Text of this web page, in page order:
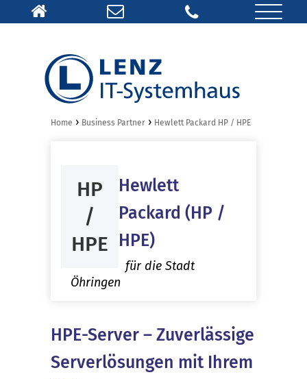
Home › Business Partner › Hewlett Packard HP / HPE
HP
/
HPE
Hewlett
Packard (HP /
HPE)
für die Stadt
Öhringen
HPE-Server – Zuverlässige
Serverlösungen mit Ihrem